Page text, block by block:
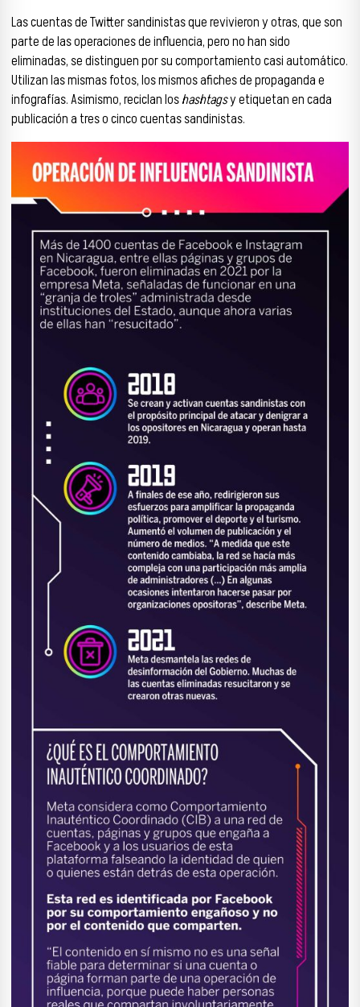
Las cuentas de Twitter sandinistas que revivieron y otras, que son
parte de las operaciones de influencia, pero no han sido
eliminadas, se distinguen por su comportamiento casi automático.
Utilizan las mismas fotos, los mismos afiches de propaganda e
infografías. Asimismo, reciclan loshashtagsy etiquetan en cada
publicación a tres o cinco cuentas sandinistas.